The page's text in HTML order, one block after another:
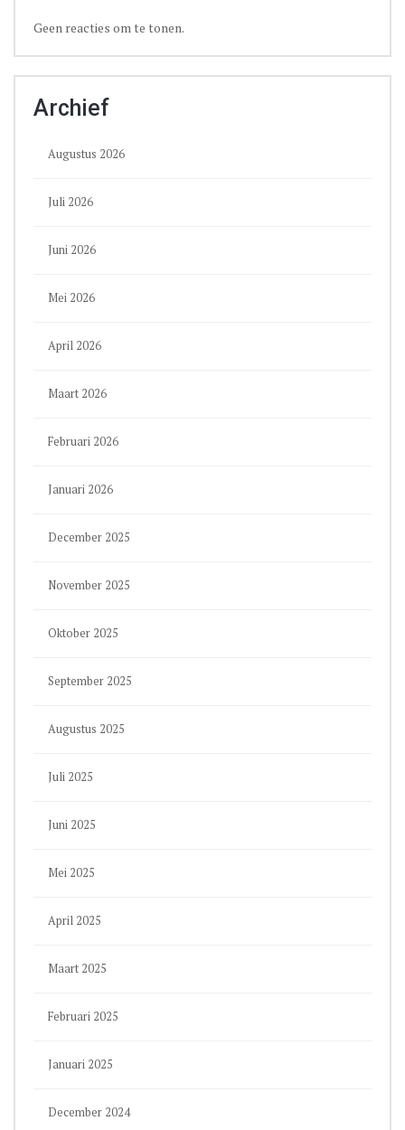
Geen reacties om te tonen.
Archief
Augustus 2026
Juli 2026
Juni 2026
Mei 2026
April 2026
Maart 2026
Februari 2026
Januari 2026
December 2025
November 2025
Oktober 2025
September 2025
Augustus 2025
Juli 2025
Juni 2025
Mei 2025
April 2025
Maart 2025
Februari 2025
Januari 2025
December 2024